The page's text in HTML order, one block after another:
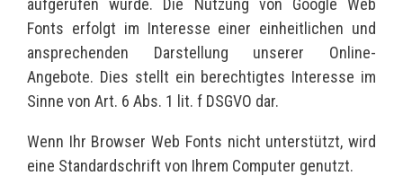
aufgerufen wurde. Die Nutzung von Google Web
Fonts erfolgt im Interesse einer einheitlichen und
ansprechenden Darstellung unserer Online-
Angebote. Dies stellt ein berechtigtes Interesse im
Sinne von Art. 6 Abs. 1 lit. f DSGVO dar.
Wenn Ihr Browser Web Fonts nicht unterstützt, wird
eine Standardschrift von Ihrem Computer genutzt.